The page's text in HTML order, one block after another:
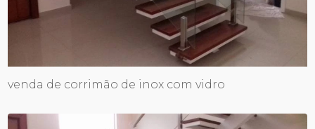
venda de corrimão de inox com vidro